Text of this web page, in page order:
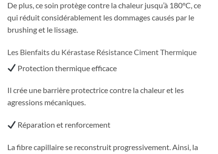
De plus, ce soin protège contre la chaleur jusqu’à 180°C, ce
qui réduit considérablement les dommages causés par le
brushing et le lissage.
Les Bienfaits du Kérastase Résistance Ciment Thermique
Protection thermique efficace
Il crée une barrière protectrice contre la chaleur et les
agressions mécaniques.
Réparation et renforcement
La fibre capillaire se reconstruit progressivement. Ainsi, la